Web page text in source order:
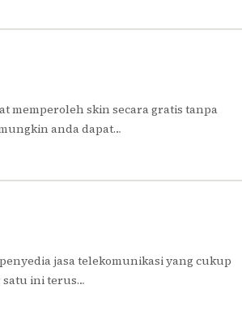
memperoleh skin secara gratis tanpa
anda dapat…
jasa telekomunikasi yang cukup
satu ini terus…